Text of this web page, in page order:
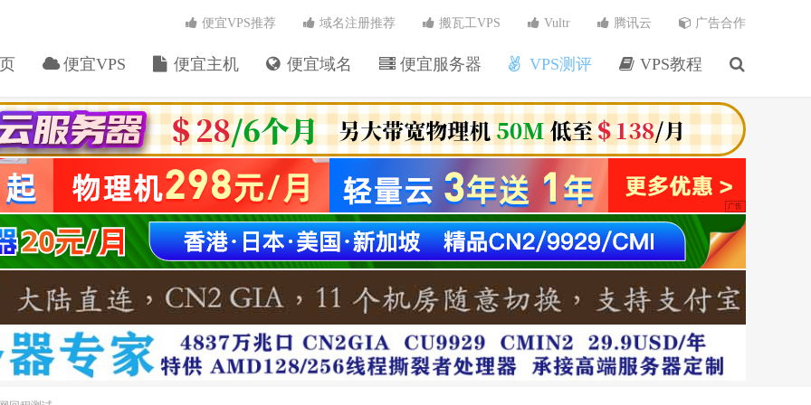
便宜VPS 便宜主机 便宜域名 便宜服务器 VPS测评 VPS教程
便宜VPS推荐 域名注册推荐 搬瓦工VPS Vultr 腾讯云 广告合作